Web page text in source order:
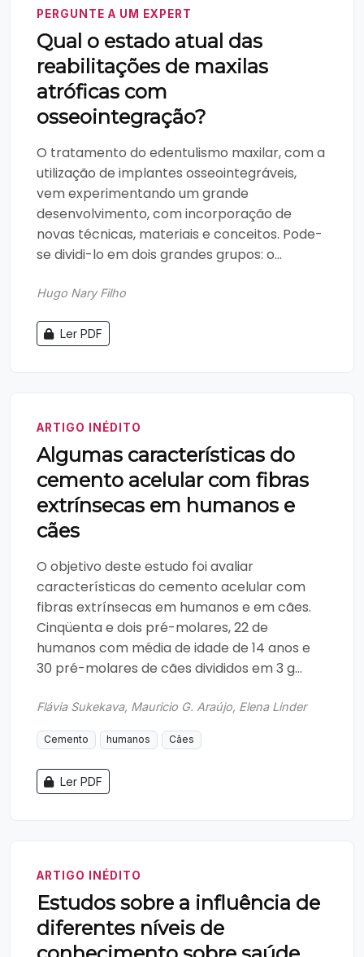
PERGUNTE A UM EXPERT
Qual o estado atual das
reabilitações de maxilas
atróficas com
osseointegração?
O tratamento do edentulismo maxilar, com a
utilização de implantes osseointegráveis,
vem experimentando um grande
desenvolvimento, com incorporação de
novas técnicas, materiais e conceitos. Pode-
se dividi-lo em dois grandes grupos: o...
Hugo Nary Filho
Ler PDF
ARTIGO INÉDITO
Algumas características do
cemento acelular com fibras
extrínsecas em humanos e
cães
O objetivo deste estudo foi avaliar
características do cemento acelular com
fibras extrínsecas em humanos e em cães.
Cinqüenta e dois pré-molares, 22 de
humanos com média de idade de 14 anos e
30 pré-molares de cães divididos em 3 g...
Flávia Sukekava, Mauricio G. Araújo, Elena Linder
Cemento humanos Cães
Ler PDF
ARTIGO INÉDITO
Estudos sobre a influência de
diferentes níveis de